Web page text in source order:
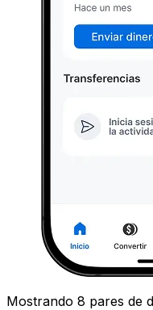
Mostrando 8 pares de